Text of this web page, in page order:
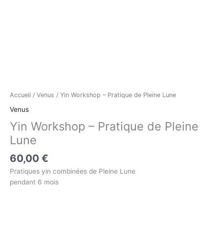
Accueil / Venus / Yin Workshop – Pratique de Pleine Lune
Venus
Yin Workshop – Pratique de Pleine
Lune
60,00 €
Pratiques yin combinées de Pleine Lune
pendant 6 mois